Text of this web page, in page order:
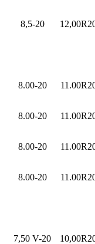
8,5-20
8.00-20
8.00-20
8.00-20
8.00-20
7,50 V-20